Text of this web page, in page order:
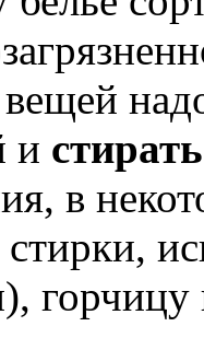
и
в
горчицу